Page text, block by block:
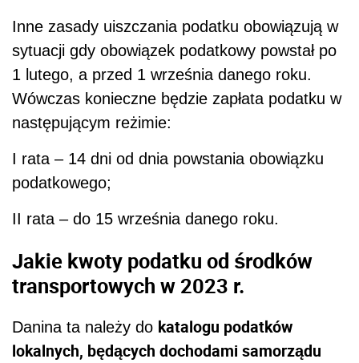
Inne zasady uiszczania podatku obowiązują w
sytuacji gdy obowiązek podatkowy powstał po
1 lutego, a przed 1 września danego roku.
Wówczas konieczne będzie zapłata podatku w
następującym reżimie:
I rata – 14 dni od dnia powstania obowiązku
podatkowego;
II rata – do 15 września danego roku.
Jakie kwoty podatku od środków
transportowych w 2023 r.
Danina ta należy do katalogu podatków
lokalnych, będących dochodami samorządu